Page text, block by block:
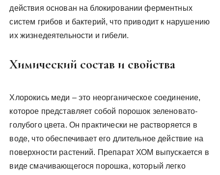
действия основан на блокировании ферментных
систем грибов и бактерий, что приводит к нарушению
их жизнедеятельности и гибели.
Химический состав и свойства
Хлорокись меди – это неорганическое соединение,
которое представляет собой порошок зеленовато-
голубого цвета. Он практически не растворяется в
воде, что обеспечивает его длительное действие на
поверхности растений. Препарат ХОМ выпускается в
виде смачивающегося порошка, который легко